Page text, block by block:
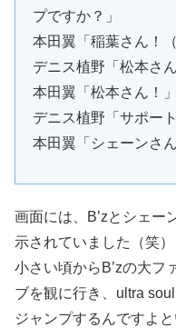
プですか？」
本田翼「稲葉さん！
デニス植野「松本さ
本田翼「松本さん！」
デニス植野「サポー
本田翼「シェーンさ
画面には、B’zとシェー
示されていました（笑）
小さい頃からB’zの大フ
ブを観に行き、ultra
ジャンプするんですよ